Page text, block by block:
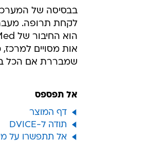
לקחת תרופה.
אות מסויים
שמבררת אם הכל
אל תפספס
דף המוצר
תודה ל-DVICE
אל תתפשרו על